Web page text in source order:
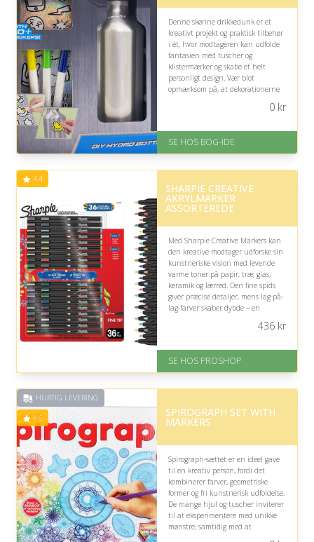
Denne skønne drikkedunk er et
kreativt projekt og praktisk tilbehør
i ét, hvor modtageren kan udfolde
fantasien med tuscher og
klistermærker og skabe et helt
personligt design. Vær blot
opmærksom på, at dekorationerne
forventet leveringstid
Fremragende Trustpilot rating
0kr
SE HOS BOG-IDE
4.4
SHARPIE CREATIVE
AKRYLMARKER
ASSORTEREDE
Med Sharpie Creative Markers kan
den kreative modtager udforske sin
kunstneriske vision med levende
varme toner på papir, træ, glas,
keramik og lærred. Den fine spids
giver præcise detaljer, mens lag-på-
lag-farver skaber dybde – en
På lager
Levering: 2-12 hverdage
på 4.4 ud af 5
436kr
SE HOS PROSHOP
HURTIG LEVERING
4.6 SPIROGRAPH SET WITH
MARKERS
Spirograph-sættet er en ideel gave
til en kreativ person, fordi det
kombinerer farver, geometriske
former og fri kunstnerisk udfoldelse.
De mange hjul og tuscher inviterer
til at eksperimentere med unikke
mønstre, samtidig med at